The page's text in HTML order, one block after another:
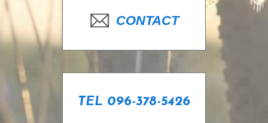
CONTACT
TEL 096-378-5426